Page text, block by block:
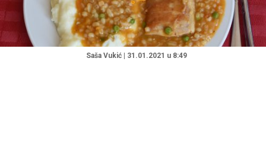
"
Saša Vukić | 31.01.2021 u 8:49